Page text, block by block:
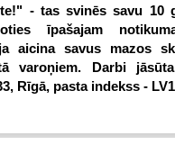
- tas svinēs savu 10
īpašajam
aicina savus mazos
varoņiem. Darbi
Rīgā, pasta indekss -